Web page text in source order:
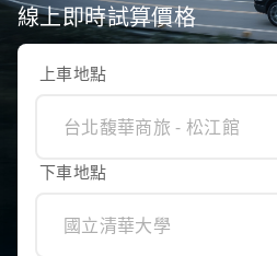
線上即時試算價格
上車地點
下車地點